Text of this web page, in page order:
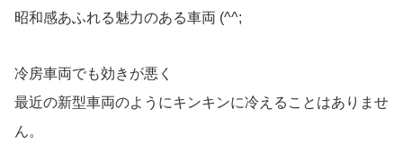
昭和感あふれる魅力のある車両 (^^;
冷房車両でも効きが悪く
最近の新型車両のようにキンキンに冷えることはありませ
ん。